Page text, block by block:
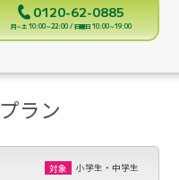
0120-62-0885
月～土 10:00～22:00 / 日曜日 10:00～19:00
ラン
対象
小学生・中学生